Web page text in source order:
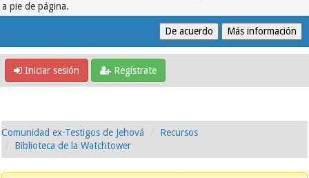
a pie de página.
Iniciar sesión Regístrate
Comunidad ex-Testigos de Jehová
Recursos
Biblioteca de la Watchtower